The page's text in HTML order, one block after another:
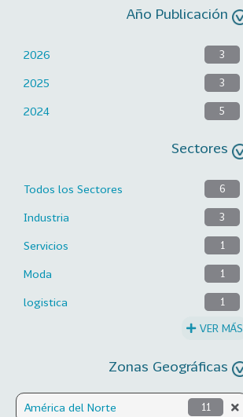
Año Publicación
2026 3
2025 3
2024 5
Sectores
Todos los Sectores 6
Industria 3
Servicios 1
Moda 1
logistica 1
VER MÁS
Zonas Geográficas
América del Norte 11